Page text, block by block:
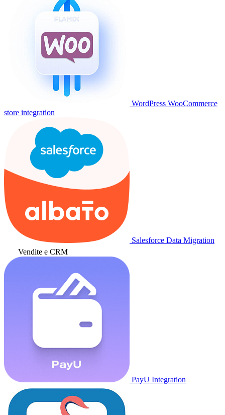
WordPress WooCommerce
store integration
Salesforce Data Migration
Vendite e CRM
PayU Integration